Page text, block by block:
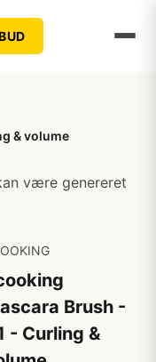
& volume
være genereret
Brush -
- Curling &